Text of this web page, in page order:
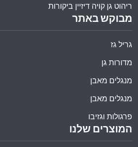
המוצרים שלנו
מבוקש באתר
גריל גז
מדורות גן
מנגלים מאבן
מנגלים מאבן
פרגולות וגזיבו
ריהוט גן קויה דיזיין ביקורות